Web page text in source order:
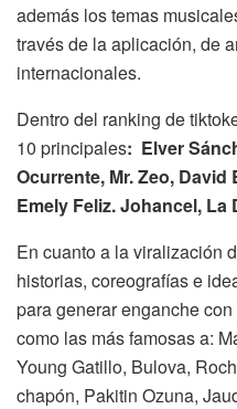
además los temas
través de la aplicación, de
internacionales.
Dentro del ranking de
10 principales: Elver
Ocurrente, Mr. Zeo,
Emely Feliz. Johancel,
En cuanto a la viralización
historias, coreografías e
para generar enganche
como las más famosas a:
Young Gatillo, Bulova,
chapón, Pakitin Ozuna,